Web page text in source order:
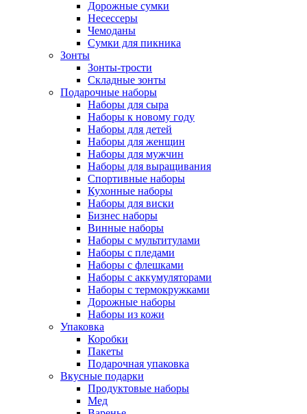
Дорожные сумки
Несессеры
Чемоданы
Сумки для пикника
Зонты
Зонты-трости
Складные зонты
Подарочные наборы
Наборы для сыра
Наборы к новому году
Наборы для детей
Наборы для женщин
Наборы для мужчин
Наборы для выращивания
Спортивные наборы
Кухонные наборы
Наборы для виски
Бизнес наборы
Винные наборы
Наборы с мультитулами
Наборы с пледами
Наборы с флешками
Наборы с аккумуляторами
Наборы с термокружками
Дорожные наборы
Наборы из кожи
Упаковка
Коробки
Пакеты
Подарочная упаковка
Вкусные подарки
Продуктовые наборы
Мед